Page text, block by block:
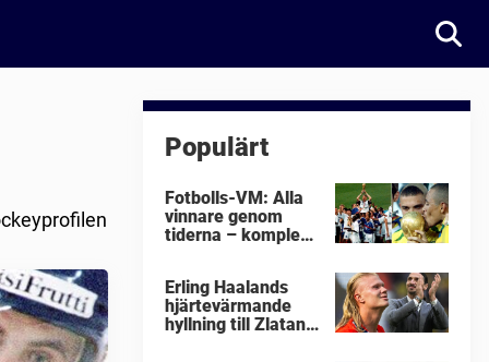
Populärt
Fotbolls-VM: Alla
vinnare genom
tiderna – komplett
Erling Haalands
hjärtevärmande
hyllning till Zlatan